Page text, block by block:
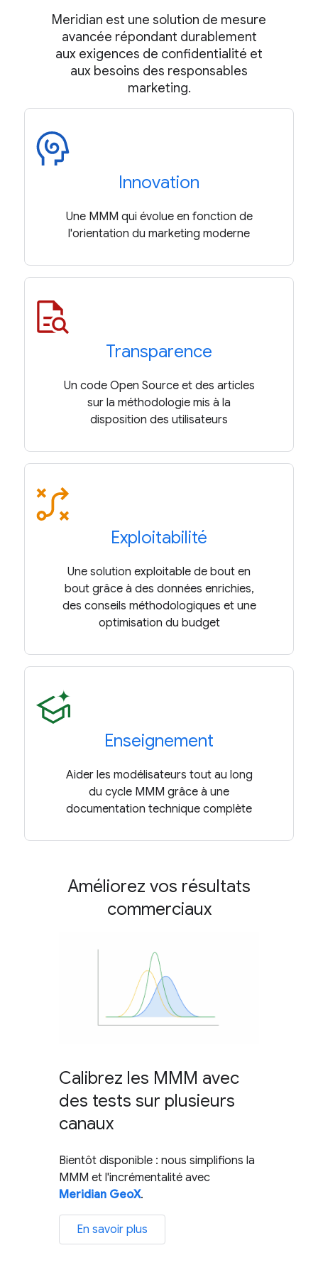
Meridian est une solution de mesure
avancée répondant durablement
aux exigences de confidentialité et
aux besoins des responsables
marketing.
Innovation
Une MMM qui évolue en fonction de
l'orientation du marketing moderne
Transparence
Un code Open Source et des articles
sur la méthodologie mis à la
disposition des utilisateurs
Exploitabilité
Une solution exploitable de bout en
bout grâce à des données enrichies,
des conseils méthodologiques et une
optimisation du budget
Enseignement
Aider les modélisateurs tout au long
du cycle MMM grâce à une
documentation technique complète
Améliorez vos résultats
commerciaux
Calibrez les MMM avec
des tests sur plusieurs
canaux
Bientôt disponible : nous simplifions la
MMM et l'incrémentalité avec
Meridian GeoX.
En savoir plus